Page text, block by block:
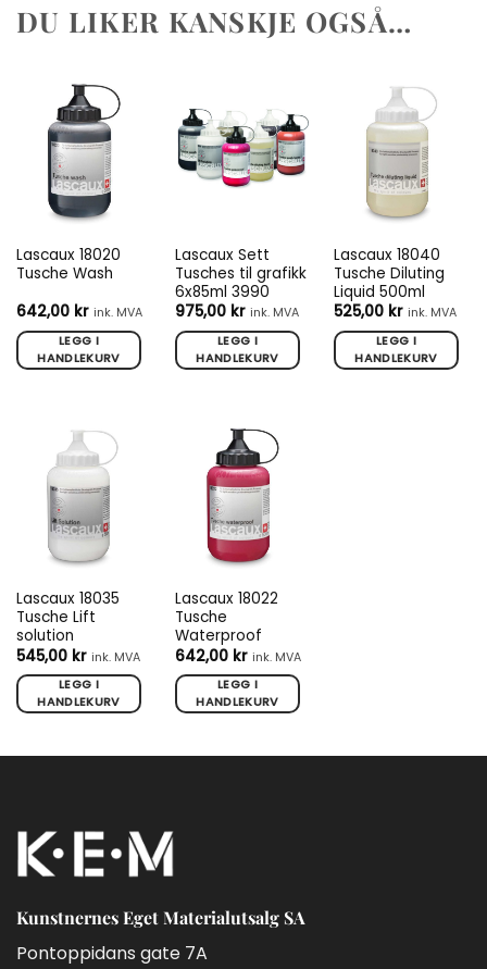
DU LIKER KANSKJE OGSÅ…
Lascaux 18020
Tusche Wash
642,00 kr ink. MVA
LEGG I
HANDLEKURV
Lascaux Sett
Tusches til grafikk
6x85ml 3990
975,00 kr ink. MVA
LEGG I
HANDLEKURV
Lascaux 18040
Tusche Diluting
Liquid 500ml
525,00 kr ink. MVA
LEGG I
HANDLEKURV
Lascaux 18035
Tusche Lift
solution
545,00 kr ink. MVA
LEGG I
HANDLEKURV
Lascaux 18022
Tusche
Waterproof
642,00 kr ink. MVA
LEGG I
HANDLEKURV
Kunstnernes Eget Materialutsalg SA
Pontoppidans gate 7A